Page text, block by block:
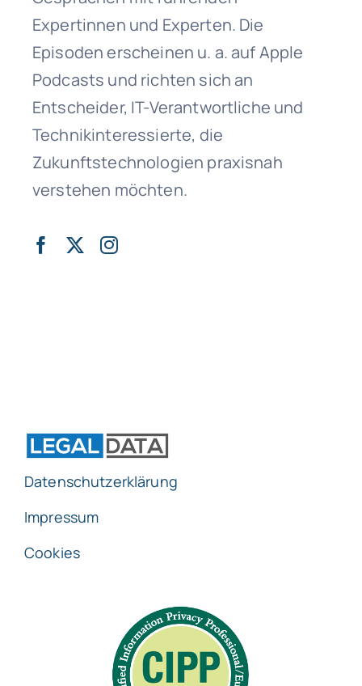
Expertinnen und Experten. Die
Episoden erscheinen u. a. aufApple
Podcasts und richten sich an
Entscheider, IT-Verantwortliche und
Technikinteressierte, die
Zukunftstechnologien praxisnah
verstehen möchten.
Datenschutzerklärung
Impressum
Cookies